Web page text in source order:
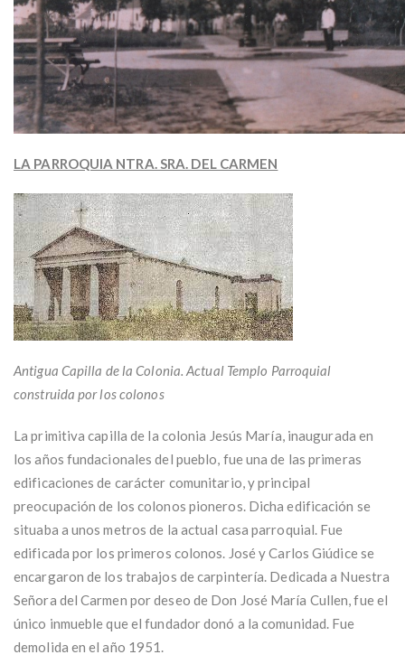
LA PARROQUIA NTRA. SRA. DEL CARMEN
Antigua Capilla de la Colonia. Actual Templo Parroquial
construida por los colonos
La primitiva capilla de la colonia Jesús María, inaugurada en
los años fundacionales del pueblo, fue una de las primeras
edificaciones de carácter comunitario, y principal
preocupación de los colonos pioneros. Dicha edificación se
situaba a unos metros de la actual casa parroquial. Fue
edificada por los primeros colonos. José y Carlos Giúdice se
encargaron de los trabajos de carpintería. Dedicada a Nuestra
Señora del Carmen por deseo de Don José María Cullen, fue el
único inmueble que el fundador donó a la comunidad. Fue
demolida en el año 1951.